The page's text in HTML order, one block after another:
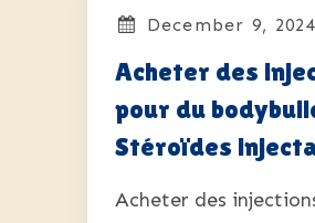
December 9, 2024
Acheter des
pour du
Stéroïdes
Acheter des